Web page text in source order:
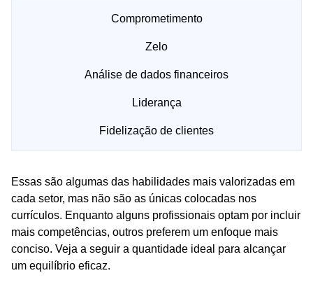
Comprometimento
Zelo
Análise de dados financeiros
Liderança
Fidelização de clientes
Essas são algumas das habilidades mais valorizadas em
cada setor, mas não são as únicas colocadas nos
currículos. Enquanto alguns profissionais optam por incluir
mais competências, outros preferem um enfoque mais
conciso. Veja a seguir a quantidade ideal para alcançar
um equilíbrio eficaz.